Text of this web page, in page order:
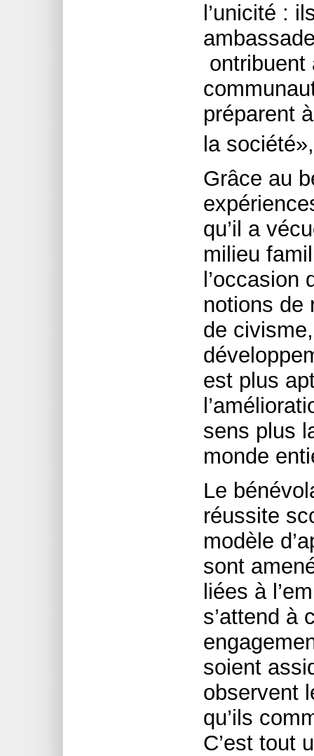
l’unicité :
ontribuent
préparent
la
Grâce au
qu’il a
milieu
notions de
de
est plus
sens plus
monde
Le
réussite
modèle
sont
liées à
s’attend à
soient
observent
qu’ils
C’est tout